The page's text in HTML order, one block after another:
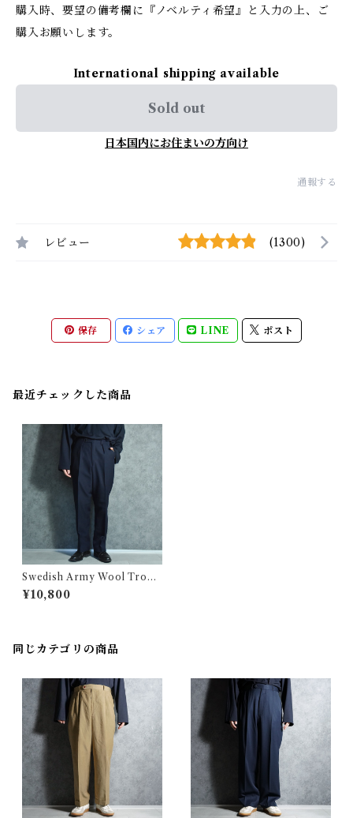
購入時、要望の備考欄に『ノベルティ希望』と入力の上、ご
購入お願いします。
International shipping available
Sold out
日本国内にお住まいの方向け
通報する
レビュー (1300)
保存 シェア LINE ポスト
最近チェックした商品
Swedish Army Wool Trous
ers スウェーデン軍 ウール ト
ラウザー
¥10,800
同じカテゴリの商品